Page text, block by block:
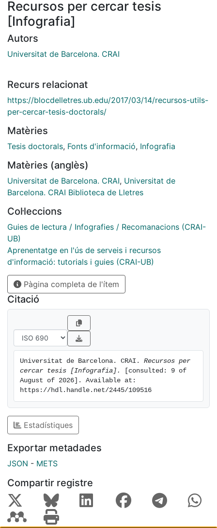
Recursos per cercar tesis
[Infografia]
Autors
Universitat de Barcelona. CRAI
Recurs relacionat
https://blocdelletres.ub.edu/2017/03/14/recursos-utils-
per-cercar-tesis-doctorals/
Matèries
Tesis doctorals, Fonts d'informació, Infografia
Matèries (anglès)
Universitat de Barcelona. CRAI, Universitat de
Barcelona. CRAI Biblioteca de Lletres
Col·leccions
Guies de lectura / Infografies / Recomanacions (CRAI-
UB)
Aprenentatge en l'ús de serveis i recursos
d'informació: tutorials i guies (CRAI-UB)
Pàgina completa de l'ítem
Citació
Universitat de Barcelona. CRAI. Recursos per
cercar tesis [Infografia].
[consulted: 9 of
August of 2026]. Available at:
https://hdl.handle.net/2445/109516
Estadístiques
Exportar metadades
JSON - METS
Compartir registre